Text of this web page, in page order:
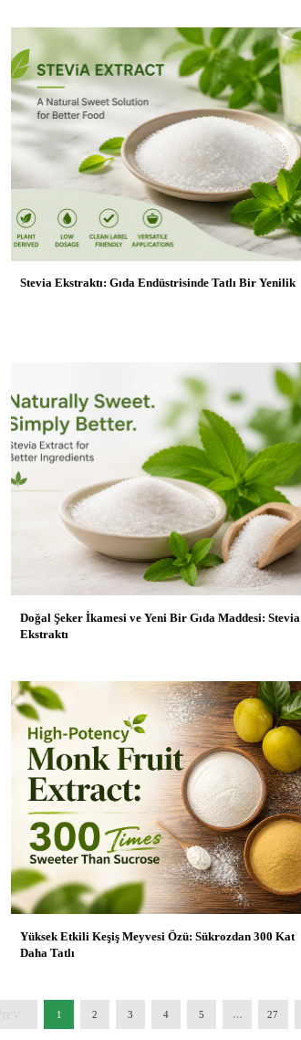
Stevia Ekstraktı: Gıda Endüstrisinde Tatlı Bir Yenilik
Doğal Şeker İkamesi ve Yeni Bir Gıda Maddesi: Stevia
Ekstraktı
Yüksek Etkili Keşiş Meyvesi Özü: Sükrozdan 300 Kat
Daha Tatlı
1 2 3 4 5 … 27